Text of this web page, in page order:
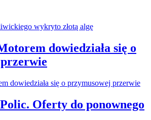
dowiedziała się o
Oferty do ponownego